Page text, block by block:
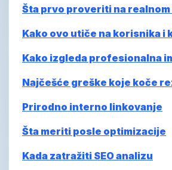
Šta prvo proveriti na
Kako ovo utiče na korisnika i
Kako izgleda profesionalna
Najčešće greške koje koče
Prirodno interno linkovanje
Šta meriti posle optimizacije
Kada zatražiti SEO analizu